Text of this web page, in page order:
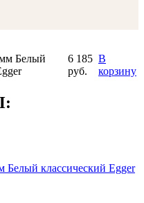
Белый
6 185
руб.
В
корзину
классический Egger